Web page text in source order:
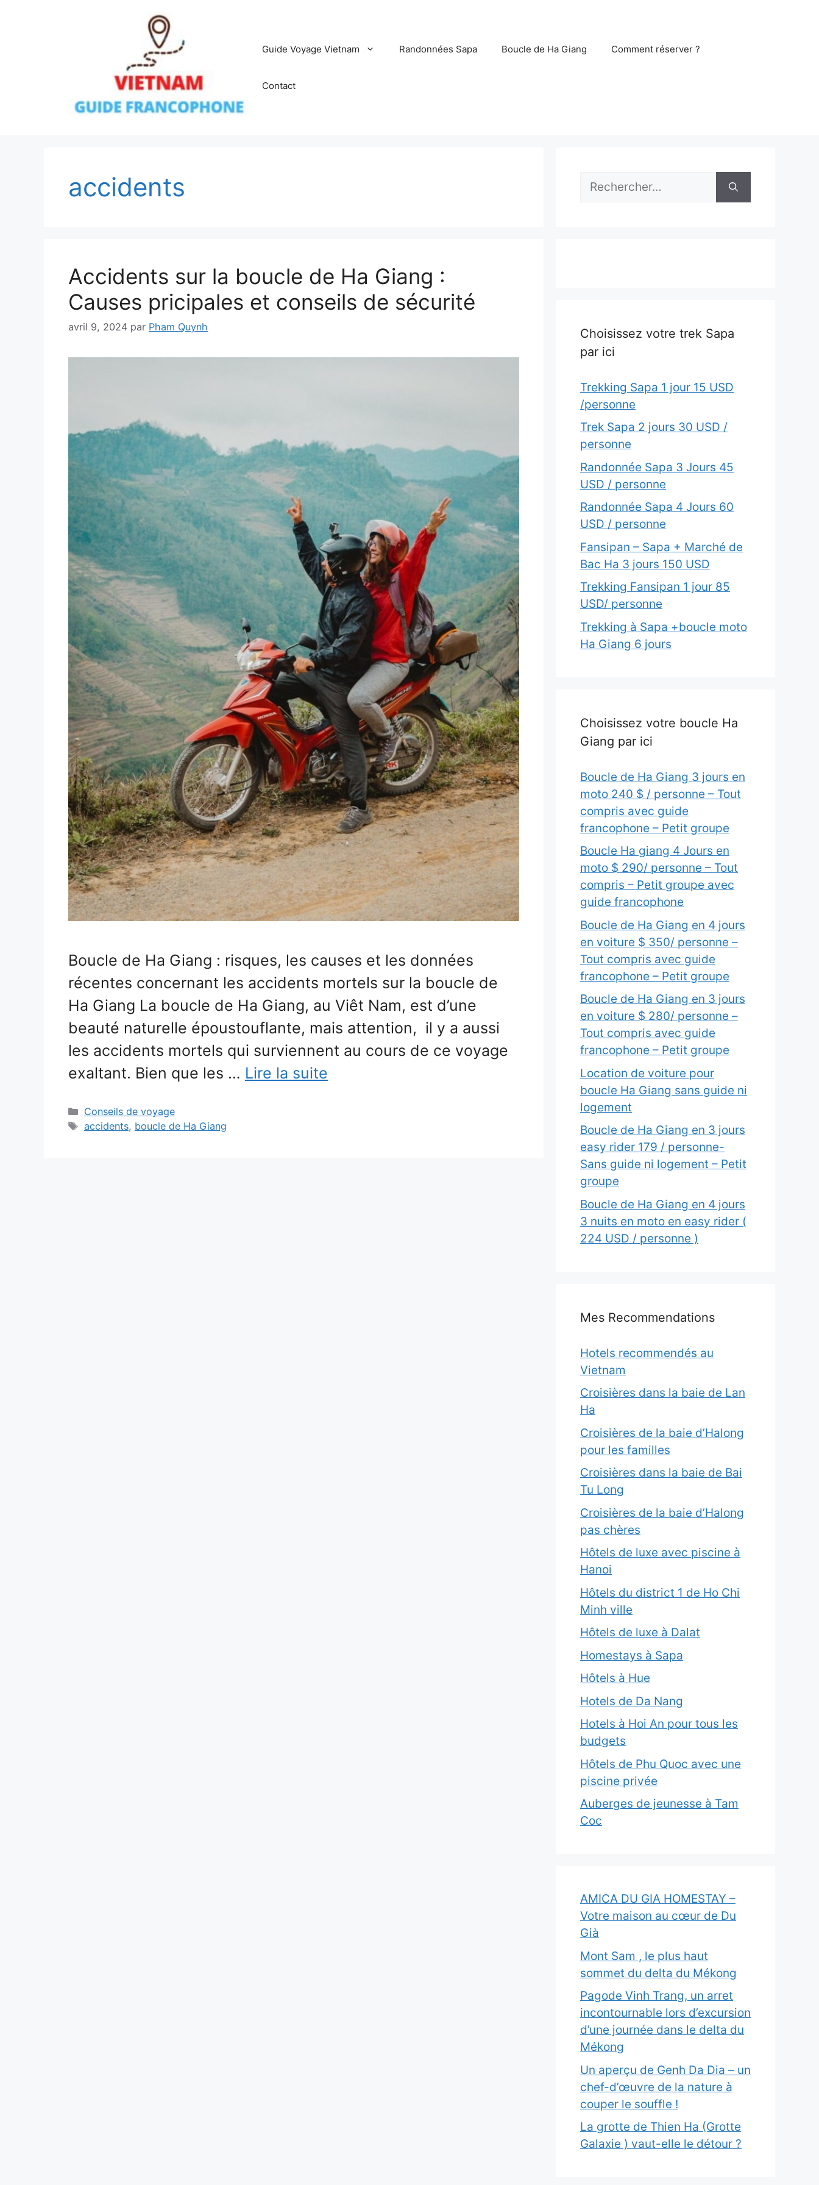
Guide Voyage Vietnam Randonnées Sapa Boucle de Ha Giang Comment réserver ?
Contact
accidents
Accidents sur la boucle de Ha Giang :
Causes pricipales et conseils de sécurité
avril 9, 2024 par Pham Quynh
Boucle de Ha Giang : risques, les causes et les données
récentes concernant les accidents mortels sur la boucle de
Ha Giang La boucle de Ha Giang, au Viêt Nam, est d’une
beauté naturelle époustouflante, mais attention, il y a aussi
les accidents mortels qui surviennent au cours de ce voyage
exaltant. Bien que les … Lire la suite
Catégories
Conseils de voyage
Étiquettes
accidents, boucle de Ha Giang
Rechercher :
Choisissez votre trek Sapa
par ici
Trekking Sapa 1 jour 15 USD
/personne
Trek Sapa 2 jours 30 USD /
personne
Randonnée Sapa 3 Jours 45
USD / personne
Randonnée Sapa 4 Jours 60
USD / personne
Fansipan – Sapa + Marché de
Bac Ha 3 jours 150 USD
Trekking Fansipan 1 jour 85
USD/ personne
Trekking à Sapa +boucle moto
Ha Giang 6 jours
Choisissez votre boucle Ha
Giang par ici
Boucle de Ha Giang 3 jours en
moto 240 $ / personne – Tout
compris avec guide
francophone – Petit groupe
Boucle Ha giang 4 Jours en
moto $ 290/ personne – Tout
compris – Petit groupe avec
guide francophone
Boucle de Ha Giang en 4 jours
en voiture $ 350/ personne –
Tout compris avec guide
francophone – Petit groupe
Boucle de Ha Giang en 3 jours
en voiture $ 280/ personne –
Tout compris avec guide
francophone – Petit groupe
Location de voiture pour
boucle Ha Giang sans guide ni
logement
Boucle de Ha Giang en 3 jours
easy rider 179 / personne-
Sans guide ni logement – Petit
groupe
Boucle de Ha Giang en 4 jours
3 nuits en moto en easy rider (
224 USD / personne )
Mes Recommendations
Hotels recommendés au
Vietnam
Croisières dans la baie de Lan
Ha
Croisières de la baie d’Halong
pour les familles
Croisières dans la baie de Bai
Tu Long
Croisières de la baie d’Halong
pas chères
Hôtels de luxe avec piscine à
Hanoi
Hôtels du district 1 de Ho Chi
Minh ville
Hôtels de luxe à Dalat
Homestays à Sapa
Hôtels à Hue
Hotels de Da Nang
Hotels à Hoi An pour tous les
budgets
Hôtels de Phu Quoc avec une
piscine privée
Auberges de jeunesse à Tam
Coc
AMICA DU GIA HOMESTAY –
Votre maison au cœur de Du
Già
Mont Sam , le plus haut
sommet du delta du Mékong
Pagode Vinh Trang, un arret
incontournable lors d’excursion
d’une journée dans le delta du
Mékong
Un aperçu de Genh Da Dia – un
chef-d’œuvre de la nature à
couper le souffle !
La grotte de Thien Ha (Grotte
Galaxie ) vaut-elle le détour ?